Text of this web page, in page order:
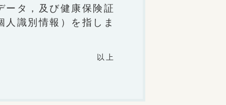
ータ，及び健康保険証
識別情報）を指しま
以上